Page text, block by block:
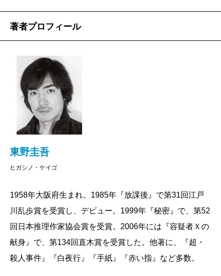
著者プロフィール
東野圭吾
ヒガシノ・ケイゴ
1958年大阪府生まれ。1985年『放課後』で第31回江戸
川乱歩賞を受賞し、デビュー。1999年『秘密』で、第52
回日本推理作家協会賞を受賞。2006年には『容疑者Ｘの
献身』で、第134回直木賞を受賞した。他著に、『超・
殺人事件』『白夜行』『手紙』『赤い指』など多数。